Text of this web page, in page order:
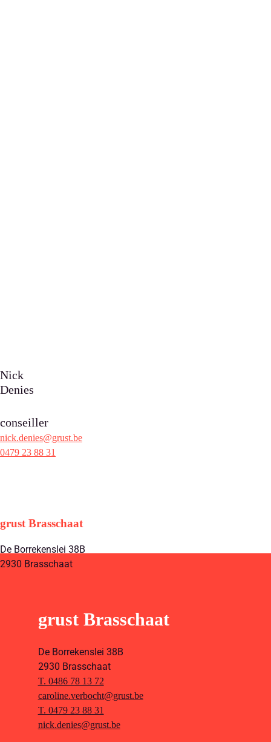
Nick
Denies
conseiller
nick.denies@grust.be
0479 23 88 31
grust Brasschaat
De Borrekenslei 38B
2930 Brasschaat
grust Brasschaat
De Borrekenslei 38B
2930 Brasschaat
T. 0486 78 13 72
caroline.verbocht@grust.be
T. 0479 23 88 31
nick.denies@grust.be